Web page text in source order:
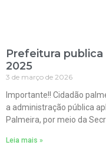
Prefeitura
2025
3 de março de 2026
Importante!! Cidadão
a administração pública
Palmeira, por meio da
Leia mais »